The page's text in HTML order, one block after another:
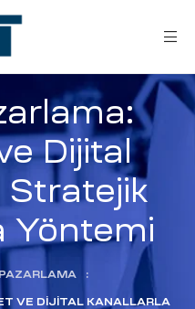
Dijital
Stratejik
Yöntemi
:
VE DIJITAL KANALLARLA